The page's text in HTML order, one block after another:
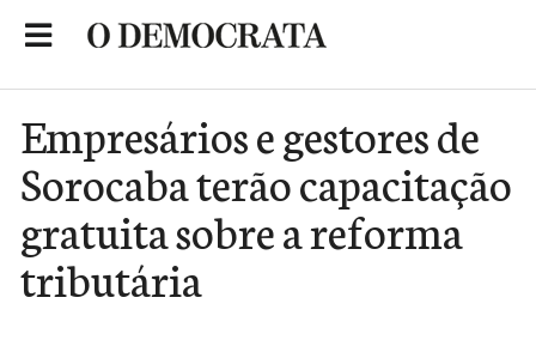
Empresários e gestores de
Sorocaba terão capacitação
gratuita sobre a reforma
tributária